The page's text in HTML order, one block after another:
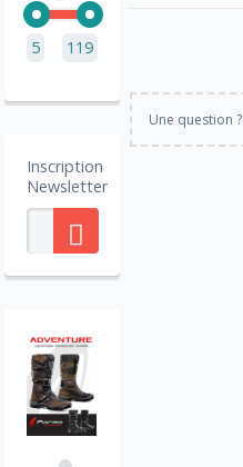
Une question ?
5 119
Inscription
Newsletter